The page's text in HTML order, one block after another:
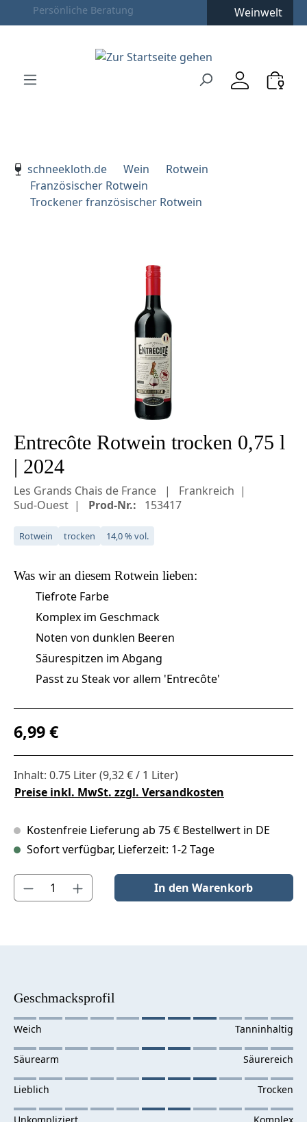
Zum Hauptinhalt springen
Zur Hauptnavigation springen
Weinwelt
schneekloth.de
Wein
Rotwein
Französischer Rotwein
Trockener französischer Rotwein
Bildergalerie überspringen
Entrecôte Rotwein trocken 0,75 l
| 2024
Les Grands Chais de France
Frankreich
Sud-Ouest
Prod-Nr.: 153417
Rotwein trocken 14,0 % vol.
Was wir an diesem Rotwein lieben:
Tiefrote Farbe
Komplex im Geschmack
Noten von dunklen Beeren
Säurespitzen im Abgang
Passt zu Steak vor allem 'Entrecôte'
Regulärer Preis:
6,99 €
Inhalt: 0.75 Liter(9,32 € / 1 Liter)
Preise inkl. MwSt. zzgl. Versandkosten
Kostenfreie Lieferung ab 75 € Bestellwert in DE
Sofort verfügbar, Lieferzeit: 1-2 Tage
Produkt Anzahl: Gib den gewünschten Wert ein oder benutze
In den Warenkorb
Geschmacksprofil